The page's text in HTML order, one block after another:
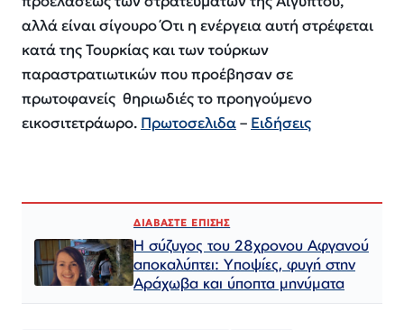
αλλά είναι σίγουρο Ότι η ενέργεια αυτή στρέφεται
κατά της Τουρκίας και των τούρκων
παραστρατιωτικών που προέβησαν σε
πρωτοφανείς θηριωδιές το προηγούμενο
εικοσιτετράωρο. Πρωτοσελιδα– Ειδήσεις
ΔΙΑΒΑΣΤΕ ΕΠΙΣΗΣ
Η σύζυγος του 28χρονου Αφγανού
αποκαλύπτει: Υποψίες, φυγή στην
Αράχωβα και ύποπτα μηνύματα